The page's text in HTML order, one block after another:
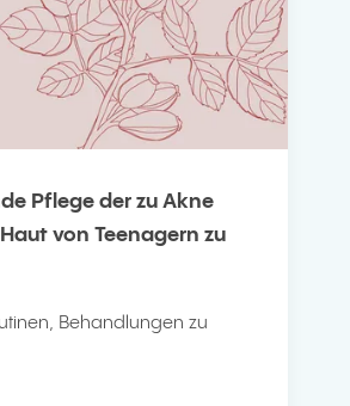
Pflege der zu Akne
von Teenagern zu
Behandlungen zu